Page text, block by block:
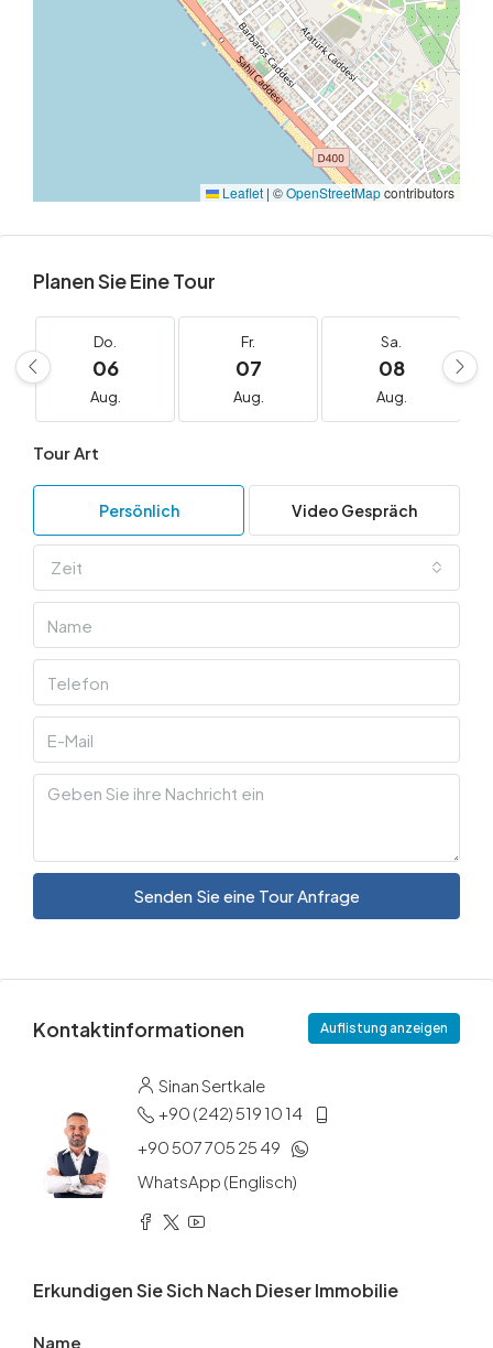
Leaflet | ©OpenStreetMapcontributors
Planen Sie Eine Tour
Do.
06
Aug.
Fr.
07
Aug.
Sa.
08
Aug.
Tour Art
Persönlich Video Gespräch
Zeit
Senden Sie eine Tour Anfrage
Kontaktinformationen Auflistung anzeigen
Sinan Sertkale
+90 (242) 519 10 14
+90 507 705 25 49
WhatsApp (Englisch)
Erkundigen Sie Sich Nach Dieser Immobilie
Name